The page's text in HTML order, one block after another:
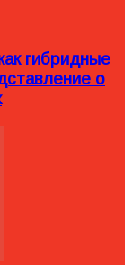
гибридные
о